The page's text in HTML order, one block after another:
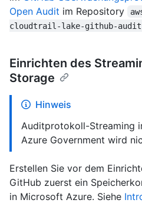
Open Audit im Repository
cloudtrail-lake-github-
Einrichten des
Storage
Hinweis
Auditprotokoll-Streaming
Azure Government wird
Erstellen Sie vor dem
GitHub zuerst ein
in Microsoft Azure. Siehe